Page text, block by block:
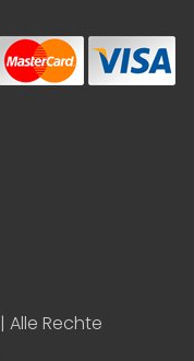
| Alle Rechte